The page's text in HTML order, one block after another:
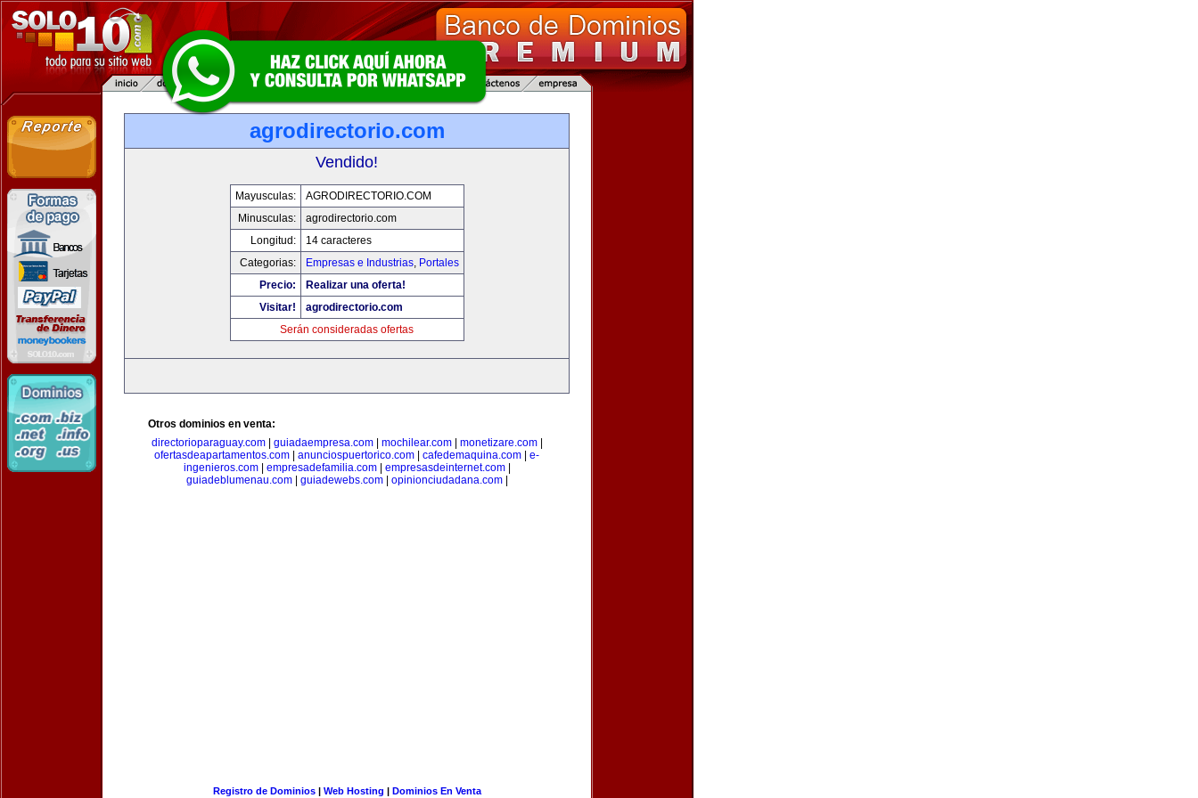
agrodirectorio.com
Vendido!
Mayusculas:
AGRODIRECTORIO.COM
Minusculas:
agrodirectorio.com
Longitud:
14 caracteres
Categorias:
Empresas e Industrias, Portales
Precio:
Realizar una oferta!
Visitar!
agrodirectorio.com
Serán consideradas ofertas
Otros dominios en venta:
directorioparaguay.com| guiadaempresa.com| mochilear.com| monetizare.com|
ofertasdeapartamentos.com
anunciospuertorico.com cafedemaquina.com
e-
ingenieros.com| empresadefamilia.com| empresasdeinternet.com|
guiadeblumenau.com| guiadewebs.com| opinionciudadana.com|
Registro de Dominios| Web Hosting | Dominios En Venta